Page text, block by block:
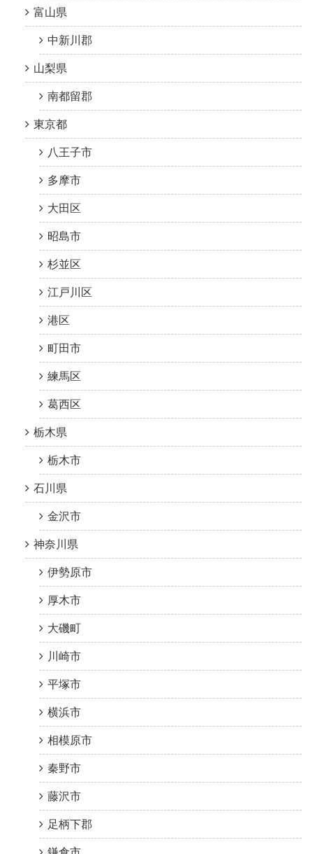
富山県
中新川郡
山梨県
南都留郡
東京都
八王子市
多摩市
大田区
昭島市
杉並区
江戸川区
港区
町田市
練馬区
葛西区
栃木県
栃木市
石川県
金沢市
神奈川県
伊勢原市
厚木市
大磯町
川崎市
平塚市
横浜市
相模原市
秦野市
藤沢市
足柄下郡